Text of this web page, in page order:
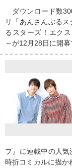
ダウンロード数
リ「あんさんぶる
るスターズ！エク
～が12月28日に開
プ』に連載中の人
時折コミカルに描か